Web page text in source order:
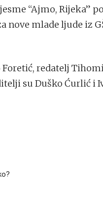
“Ajmo, Rijeka”
nove mlade ljude iz
redatelj
su Duško Ćurlić i